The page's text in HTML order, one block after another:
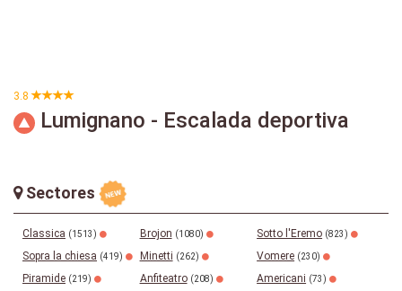
3.8
Lumignano - Escalada deportiva
Sectores
Classica (1513) Brojon (1080) Sotto l'Eremo (823)
Sopra la chiesa (419) Minetti (262) Vomere (230)
Piramide (219) Anfiteatro (208) Americani (73)